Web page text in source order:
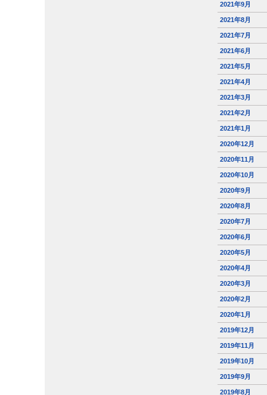
2021年9月
2021年8月
2021年7月
2021年6月
2021年5月
2021年4月
2021年3月
2021年2月
2021年1月
2020年12月
2020年11月
2020年10月
2020年9月
2020年8月
2020年7月
2020年6月
2020年5月
2020年4月
2020年3月
2020年2月
2020年1月
2019年12月
2019年11月
2019年10月
2019年9月
2019年8月